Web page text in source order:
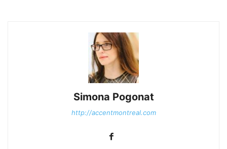
Simona Pogonat
http://accentmontreal.com